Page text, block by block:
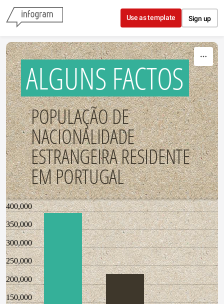
Skip to content
Use as template Sign up
ALGUNS FACTOS
POPULAÇÃO DE
NACIONALIDADE
ESTRANGEIRA RESIDENTE
EM PORTUGAL
400,000
350,000
300,000
250,000
200,000
150,000